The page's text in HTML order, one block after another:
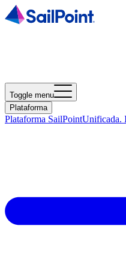
Toggle menu
Plataforma
Plataforma SailPointUnificada.